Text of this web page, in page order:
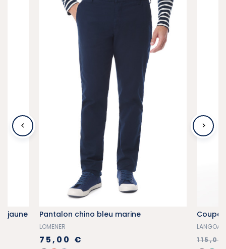
jaune Pantalon chino bleu marine
LOMENER
75,00 €
LANGOAT